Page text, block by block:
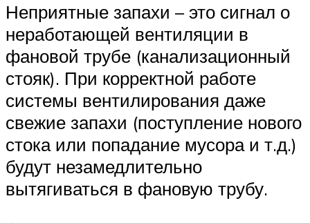
Неприятные запахи – это сигнал о
неработающей вентиляции в
фановой трубе (канализационный
стояк). При корректной работе
системы вентилирования даже
свежие запахи (поступление нового
стока или попадание мусора и т.д.)
будут незамедлительно
вытягиваться в фановую трубу.